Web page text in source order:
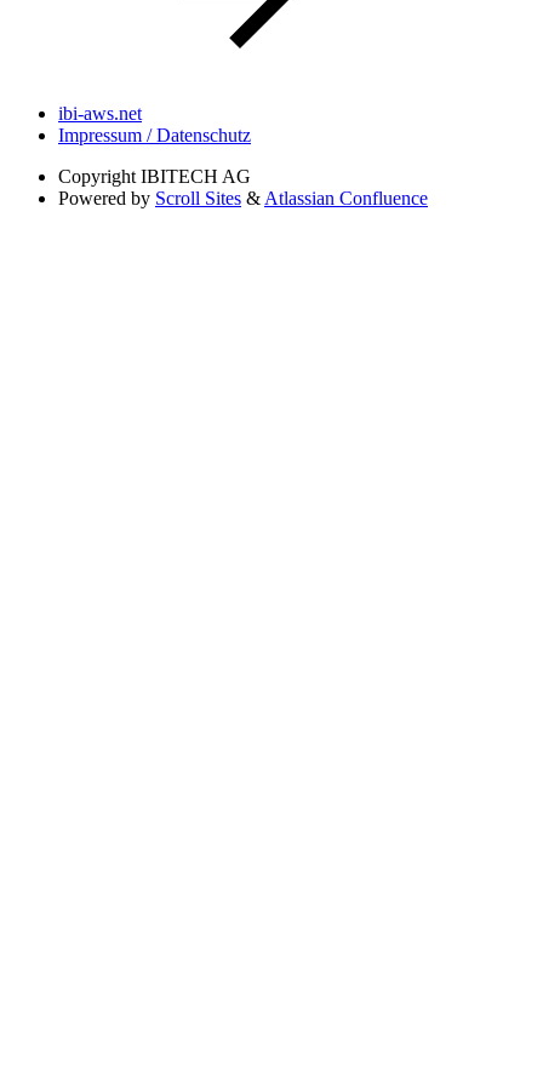
ibi-aws.net
Impressum / Datenschutz
Copyright IBITECH AG
Powered by Scroll Sites & Atlassian Confluence